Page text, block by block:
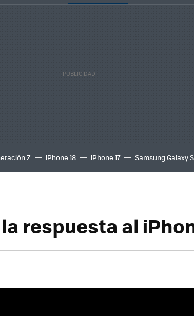
Z iPhone 18 iPhone 17 Samsung Galaxy
respuesta al